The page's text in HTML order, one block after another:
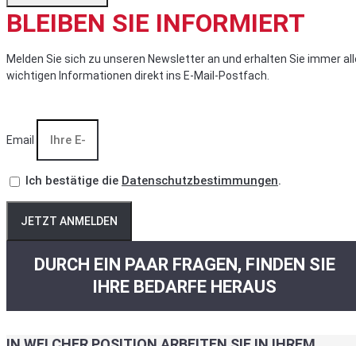
BLEIBEN SIE INFORMIERT
Melden Sie sich zu unseren Newsletter an und erhalten Sie immer
wichtigen Informationen direkt ins E-Mail-Postfach.
Email
Ich bestätige die Datenschutzbestimmungen.
JETZT ANMELDEN
DURCH EIN PAAR FRAGEN, FINDEN SIE
IHRE BEDARFE HERAUS